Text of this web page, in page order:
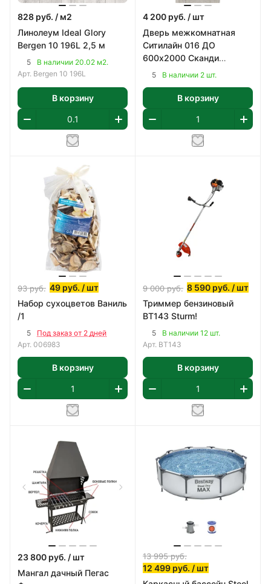
828 руб. / м2
Линолеум Ideal Glory
Bergen 10 196L 2,5 м
5
В наличии 20.02 м2.
Арт. Bergen 10 196L
В корзину
4 200 руб. / шт
Дверь межкомнатная
Ситилайн 016 ДО
600х2000 Сканди
5 В наличии 2 шт.
В корзину
93руб. 49 руб. / шт
Набор сухоцветов Ваниль
/1
5
Под заказ от 2 дней
Арт. 006983
В корзину
9 000руб. 8 590 руб. / шт
Триммер бензиновый
BT143 Sturm!
5
В наличии 12 шт.
Арт. BT143
В корзину
23 800 руб. / шт
Мангал дачный Пегас
13 995руб.
12 499 руб. / шт